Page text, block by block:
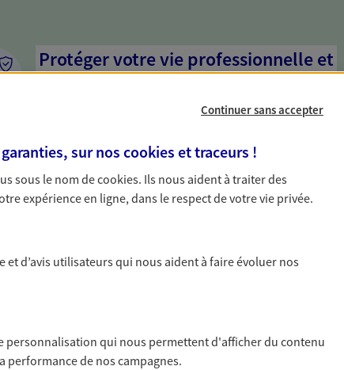
Protéger votre vie professionnelle et
Nous sommes à votre écoute pour vous proposer des
activité, mais aussi les risques liés à votre vie privée. Un seul
interlocuteur pour tous vos besoins, ça change tout.
Valoriser et transmettre votre
Préparez au mieux la transmission de votre patrimoine en
Continuer sans accepter
sur nos cookies et traceurs !
sous le nom decookies. Ils nous aident à traiter des
expérience en ligne, dans le respect de votre vie privée.
et d’avis utilisateurs qui nous aident à faire évoluer nos
personnalisation qui nous permettent d'afficher du contenu
performance de nos campagnes.